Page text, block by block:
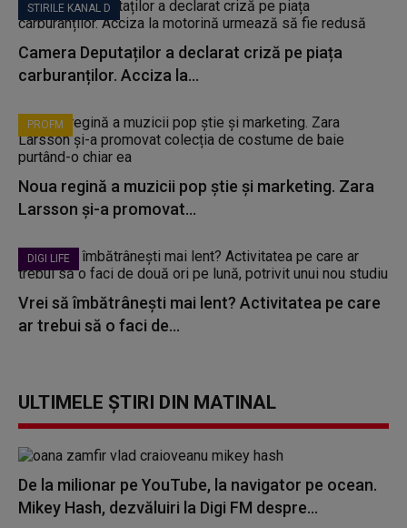
STIRILE KANAL D
Camera Deputaților a declarat criză pe piața
carburanților. Acciza la...
PROFM
Noua regină a muzicii pop știe și marketing. Zara
Larsson și-a promovat...
DIGI LIFE
Vrei să îmbătrânești mai lent? Activitatea pe care
ar trebui să o faci de...
ULTIMELE ȘTIRI DIN MATINAL
De la milionar pe YouTube, la navigator pe ocean.
Mikey Hash, dezvăluiri la Digi FM despre...